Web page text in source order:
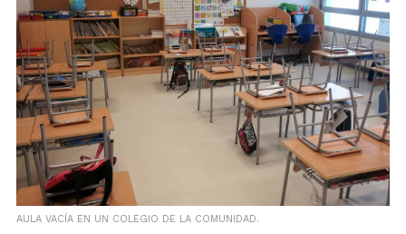
AULA VACÍA EN UN COLEGIO DE LA COMUNIDAD.